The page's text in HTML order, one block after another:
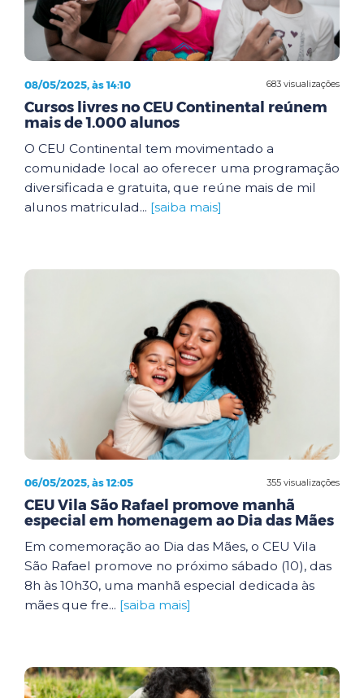
683 visualizações
08/05/2025, às 14:10
Cursos livres no CEU Continental reúnem
mais de 1.000 alunos
O CEU Continental tem movimentado a
comunidade local ao oferecer uma programação
diversificada e gratuita, que reúne mais de mil
alunos matriculad... [saiba mais]
355 visualizações
06/05/2025, às 12:05
CEU Vila São Rafael promove manhã
especial em homenagem ao Dia das Mães
Em comemoração ao Dia das Mães, o CEU Vila
São Rafael promove no próximo sábado (10), das
8h às 10h30, uma manhã especial dedicada às
mães que fre... [saiba mais]